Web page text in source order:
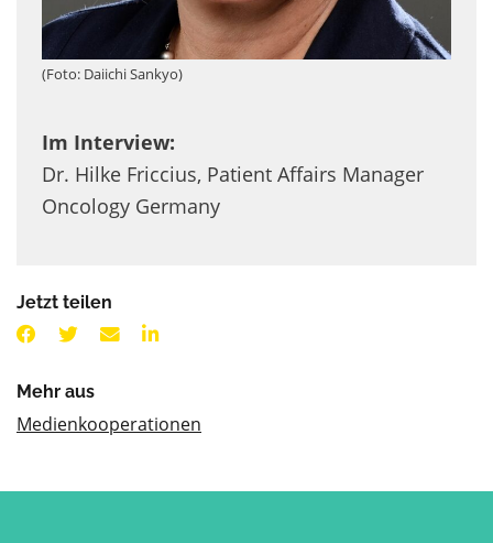
(Foto: Daiichi Sankyo)
Im Interview:
Dr. Hilke Friccius, Patient Affairs Manager
Oncology Germany
Jetzt teilen
Mehr aus
Medienkooperationen